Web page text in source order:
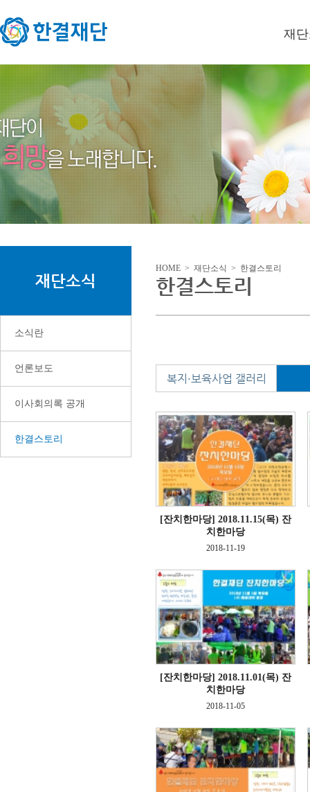
재
이사
미션/
연혁
재단소식
소식란
언론보도
이사회의록 공개
한결스토리
HOME > 재단소식 > 한결스토리
한결스토리
복지·보육사업 갤러리
[잔치한마당] 2018.11.15(목) 잔
치한마당
2018-11-19
[잔치한마당] 2018.11.01(목) 잔
치한마당
2018-11-05